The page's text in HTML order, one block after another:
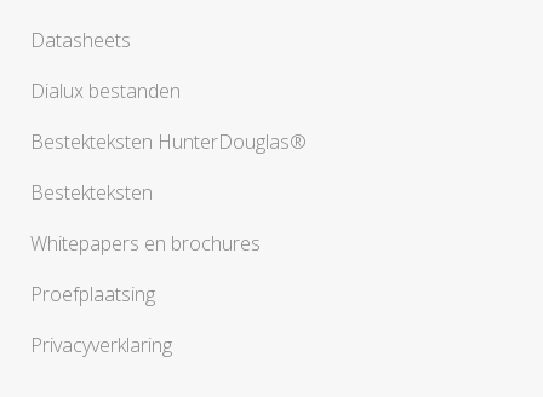
Datasheets
Dialux bestanden
Bestekteksten HunterDouglas®
Bestekteksten
Whitepapers en brochures
Proefplaatsing
Privacyverklaring